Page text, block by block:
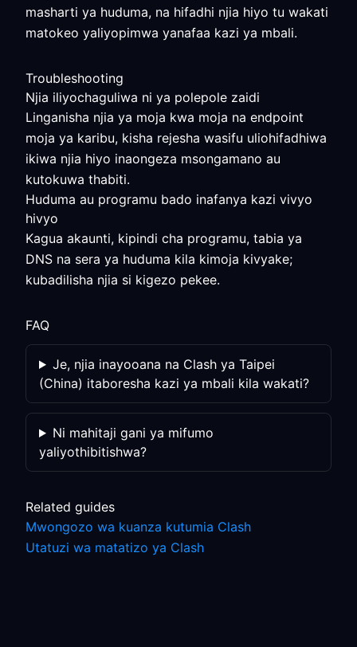
masharti ya huduma, na hifadhi njia hiyo tu wakati
matokeo yaliyopimwa yanafaa kazi ya mbali.
Troubleshooting
Njia iliyochaguliwa ni ya polepole zaidi
Linganisha njia ya moja kwa moja na endpoint
moja ya karibu, kisha rejesha wasifu uliohifadhiwa
ikiwa njia hiyo inaongeza msongamano au
kutokuwa thabiti.
Huduma au programu bado inafanya kazi vivyo
hivyo
Kagua akaunti, kipindi cha programu, tabia ya
DNS na sera ya huduma kila kimoja kivyake;
kubadilisha njia si kigezo pekee.
FAQ
Je, njia inayooana na Clash ya Taipei
(China) itaboresha kazi ya mbali kila wakati?
Ni mahitaji gani ya mifumo
yaliyothibitishwa?
Related guides
Mwongozo wa kuanza kutumia Clash
Utatuzi wa matatizo ya Clash